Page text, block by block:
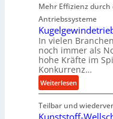
a
t
z
k
n
a
p
p
ü
b
a
u
:
F
o
r
c
h
u
o
m
p
a
k
t
e
U
l
t
Mehr Effizienz
Antriebssysteme
In vielen
noch immer als
hohe Kräfte im
Konkurrenz…
Weiterlesen:
K
u
g
Teilbar und